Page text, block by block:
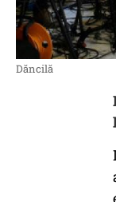
Dăncilă